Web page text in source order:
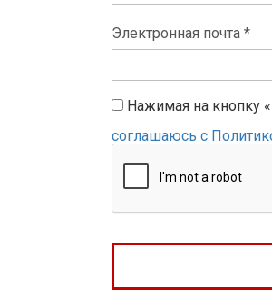
Электронная почта *
Нажимая на кнопку
соглашаюсь с